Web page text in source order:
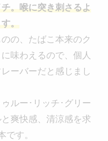
。喉に突き刺さるよ
。
の、たばこ本来のク
味わえるので、個人
ーバーだと感じまし
ルー･リッチ･グリー
爽快感、清涼感を求
です。